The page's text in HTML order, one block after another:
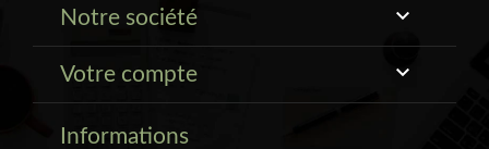
Notre société 
Votre compte 
Informations